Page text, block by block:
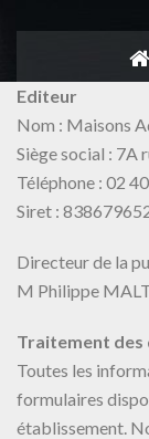
Editeur
Nom : Maisons
Siège social : 7A
Téléphone : 02
Siret :
Directeur de la
M Philippe
Traitement des
Toutes les
formulaires
établissement.